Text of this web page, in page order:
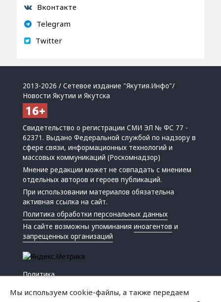
Вконтакте
Telegram
Twitter
2013-2026 / Сетевое издание "Якутия.Инфо"/
Новости Якутии и Якутска
Свидетельство о регистрации СМИ ЭЛ № ФС 77 -
62371. Выдано Федеральной службой по надзору в
сфере связи, информационных технологий и
массовых коммуникаций (Роскомнадзор)
Мнение редакции может не совпадать с мнением
отдельных авторов и героев публикаций.
При использовании материалов обязательна
активная ссылка на сайт.
Политика обработки персональных данных
На сайте возможны упоминанияиноагентов и
запрещенных организаций
Политика
Мы используем cookie-файлы, а также передаем